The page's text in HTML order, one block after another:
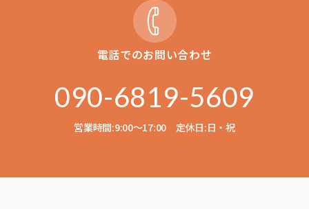
電話でのお問い合わせ
090-6819-5609
営業時間:9:00〜17:00 定休日:日・祝